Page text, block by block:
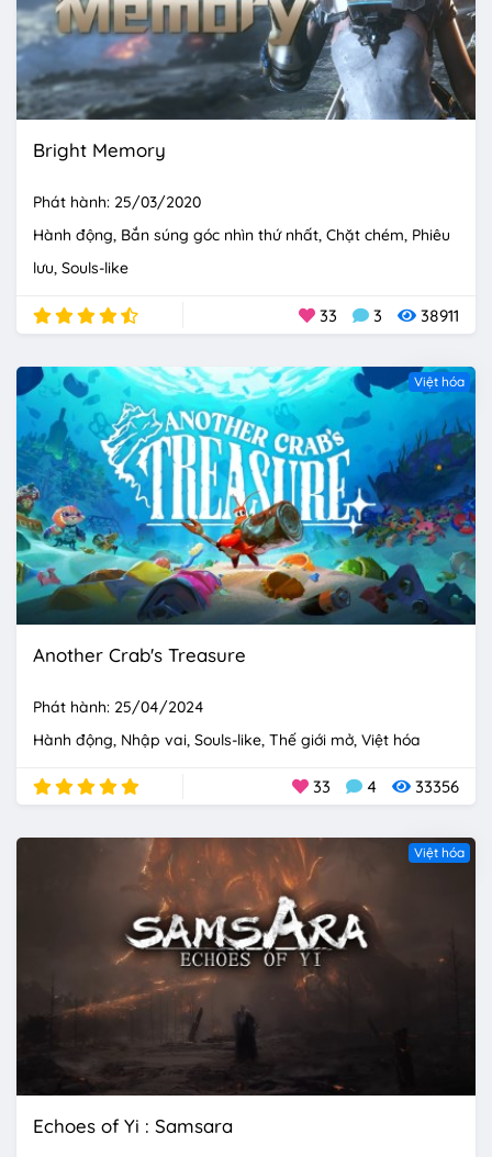
Bright Memory
Phát hành: 25/03/2020
Hành động Bắn súng góc nhìn thứ nhất Chặt chém Phiêu
lưu Souls-like
33 3 38911
Việt hóa
Another Crab's Treasure
Phát hành: 25/04/2024
Hành động Nhập vai Souls-like Thế giới mở Việt hóa
33 4 33356
Việt hóa
Echoes of Yi : Samsara